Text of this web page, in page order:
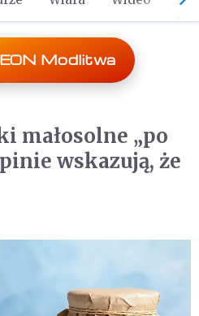
Modlitwa
małosolne „po
wskazują, że